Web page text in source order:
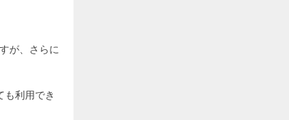
が、さらに
も利用でき